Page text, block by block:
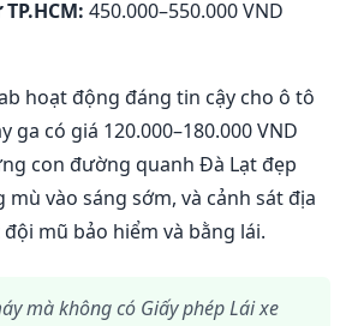
450.000–550.000 VND
hoạt động đáng tin cậy cho ô tô
ga có giá 120.000–180.000 VND
con đường quanh Đà Lạt đẹp
vào sáng sớm, và cảnh sát địa
mũ bảo hiểm và bằng lái.
mà không có Giấy phép Lái xe